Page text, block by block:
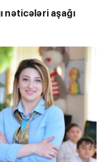
nəticələri aşağı